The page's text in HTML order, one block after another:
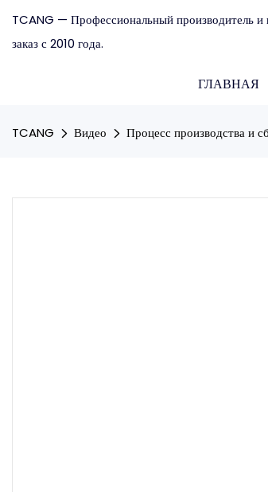
TCANG — Профессиональный производитель
заказ с 2010 года.
ГЛАВНАЯ
TCANG Видео Процесс производства и